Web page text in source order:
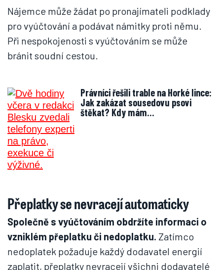
Nájemce může žádat po pronajímateli podklady
pro vyúčtování a podávat námitky proti němu.
Při nespokojenosti s vyúčtováním se může
bránit soudní cestou.
Právníci řešili trable na Horké lince:
Jak zakázat sousedovu psovi
štěkat? Kdy mám…
Přeplatky se nevracejí automaticky
Společně s vyúčtováním obdržíte informaci o
vzniklém přeplatku či nedoplatku. Zatímco
nedoplatek požaduje každý dodavatel energií
zaplatit, přeplatky nevracejí všichni dodavatelé